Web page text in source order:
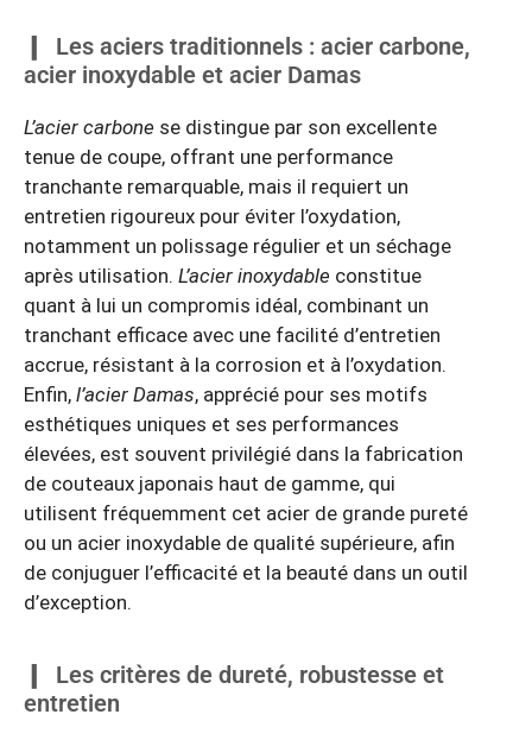
Les aciers traditionnels : acier carbone,
acier inoxydable et acier Damas
L’acier carbone se distingue par son excellente
tenue de coupe, offrant une performance
tranchante remarquable, mais il requiert un
entretien rigoureux pour éviter l’oxydation,
notamment un polissage régulier et un séchage
après utilisation. L’acier inoxydable constitue
quant à lui un compromis idéal, combinant un
tranchant efficace avec une facilité d’entretien
accrue, résistant à la corrosion et à l’oxydation.
Enfin, l’acier Damas, apprécié pour ses motifs
esthétiques uniques et ses performances
élevées, est souvent privilégié dans la fabrication
de couteaux japonais haut de gamme, qui
utilisent fréquemment cet acier de grande pureté
ou un acier inoxydable de qualité supérieure, afin
de conjuguer l’efficacité et la beauté dans un outil
d’exception.
Les critères de dureté, robustesse et
entretien